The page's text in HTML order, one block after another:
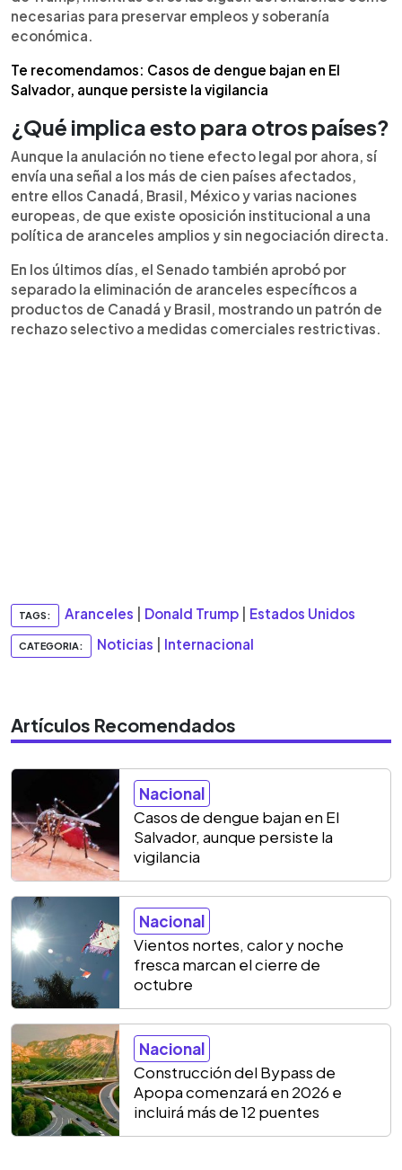
necesarias para preservar empleos y soberanía
económica.
Te recomendamos: Casos de dengue bajan en El
Salvador, aunque persiste la vigilancia
¿Qué implica esto para otros países?
Aunque la anulación no tiene efecto legal por ahora, sí
envía una señal a los más de cien países afectados,
entre ellos Canadá, Brasil, México y varias naciones
europeas, de que existe oposición institucional a una
política de aranceles amplios y sin negociación directa.
En los últimos días, el Senado también aprobó por
separado la eliminación de aranceles específicos a
productos de Canadá y Brasil, mostrando un patrón de
rechazo selectivo a medidas comerciales restrictivas.
TAGS: Aranceles Donald Trump Estados Unidos
CATEGORIA: Noticias Internacional
Artículos Recomendados
Nacional
Casos de dengue bajan en El
Salvador, aunque persiste la
vigilancia
Nacional
Vientos nortes, calor y noche
fresca marcan el cierre de
octubre
Nacional
Construcción del Bypass de
Apopa comenzará en 2026 e
incluirá más de 12 puentes